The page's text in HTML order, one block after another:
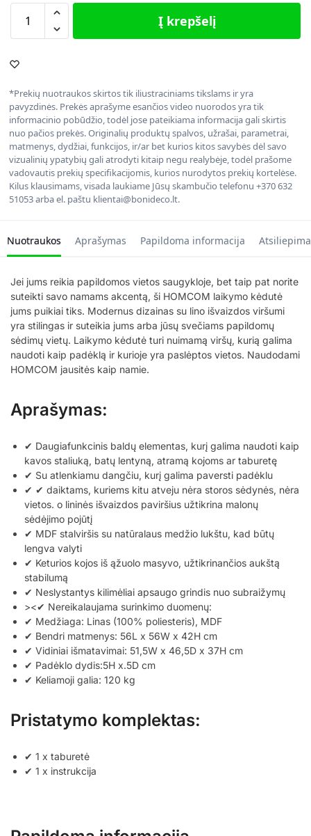
Į krepšelį
*Prekių nuotraukos skirtos tik iliustraciniams tikslams ir yra
pavyzdinės. Prekės aprašyme esančios video nuorodos yra tik
informacinio pobūdžio, todėl jose pateikiama informacija gali skirtis
nuo pačios prekės. Originalių produktų spalvos, užrašai, parametrai,
matmenys, dydžiai, funkcijos, ir/ar bet kurios kitos savybės dėl savo
vizualinių ypatybių gali atrodyti kitaip negu realybėje, todėl prašome
vadovautis prekių specifikacijomis, kurios nurodytos prekių kortelėse.
Kilus klausimams, visada laukiame Jūsų skambučio telefonu +370 632
51053 arba el. paštu klientai@bonideco.lt.
Nuotraukos Aprašymas Papildoma informacija
Jei jums reikia papildomos vietos saugykloje, bet taip pat norite
suteikti savo namams akcentą, ši HOMCOM laikymo kėdutė
jums puikiai tiks. Modernus dizainas su lino išvaizdos viršumi
yra stilingas ir suteikia jums arba jūsų svečiams papildomų
sėdimų vietų. Laikymo kėdutė turi nuimamą viršų, kurią galima
naudoti kaip padėklą ir kurioje yra paslėptos vietos. Naudodami
HOMCOM jausitės kaip namie.
Aprašymas:
✔ Daugiafunkcinis baldų elementas, kurį galima naudoti kaip
kavos staliuką, batų lentyną, atramą kojoms ar taburetę
✔ Su atlenkiamu dangčiu, kurį galima paversti padėklu
✔ ✔ daiktams, kuriems kitu atveju nėra storos sėdynės, nėra
vietos. o lininės išvaizdos paviršius užtikrina malonų
sėdėjimo pojūtį
✔ MDF stalviršis su natūralaus medžio lukštu, kad būtų
lengva valyti
✔ Keturios kojos iš ąžuolo masyvo, užtikrinančios aukštą
stabilumą
✔ Neslystantys kilimėliai apsaugo grindis nuo subraižymų
><✔ Nereikalaujama surinkimo duomenų:
✔ Medžiaga: Linas (100% poliesteris), MDF
✔ Bendri matmenys: 56L x 56W x 42H cm
✔ Vidiniai išmatavimai: 51,5W x 46,5D x 37H cm
✔ Padėklo dydis:5H x.5D cm
✔ Keliamoji galia: 120 kg
Pristatymo komplektas:
✔ 1 x taburetė
✔ 1 x instrukcija